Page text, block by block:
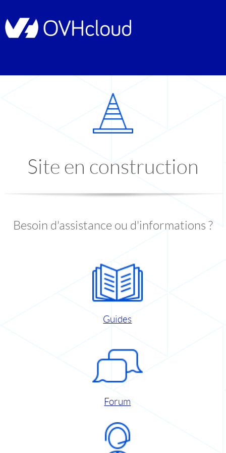
Site en construction
Besoin d'assistance ou d'informations ?
Guides
Forum